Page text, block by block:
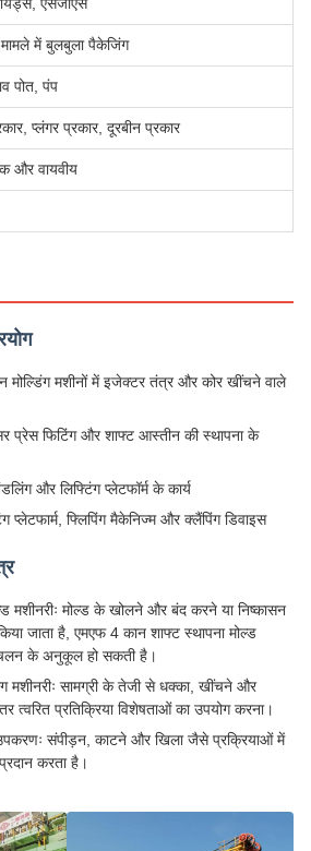
में बुलबुला पैकेजिंग
पोत, पंप
प्लंगर प्रकार, दूरबीन प्रकार
और वायवीय
मोल्डिंग मशीनों में इजेक्टर तंत्र और कोर खींचने वाले
प्रेस फिटिंग और शाफ्ट आस्तीन की स्थापना के
और लिफ्टिंग प्लेटफॉर्म के कार्य
प्लेटफार्म, फ्लिपिंग मैकेनिज्म और क्लैंपिंग डिवाइस
मशीनरीः मोल्ड के खोलने और बंद करने या निष्कासन
जाता है, एमएफ 4 कान शाफ्ट स्थापना मोल्ड
के अनुकूल हो सकती है।
मशीनरीः सामग्री के तेजी से धक्का, खींचने और
त्वरित प्रतिक्रिया विशेषताओं का उपयोग करना।
संपीड़न, काटने और खिला जैसे प्रक्रियाओं में
करता है।